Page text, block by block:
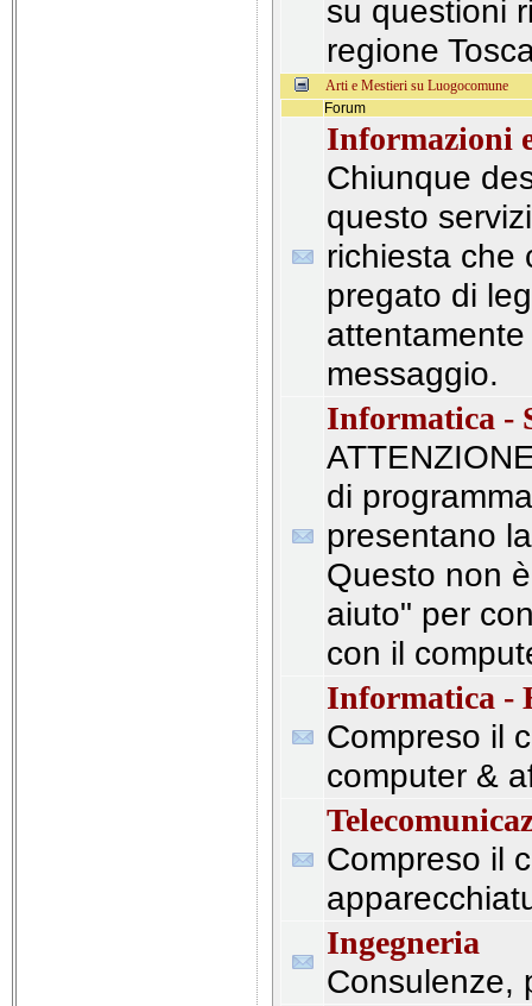
su questioni
regione
Arti e Mestieri su Luogocomune
Forum
Informazioni
Chiunque
questo
richiesta che
pregato di
messaggio.
Informatica -
di
presentano
Questo non
aiuto" per
con il
Informatica -
Compreso il
computer &
Compreso il
Ingegneria
Consulenze,